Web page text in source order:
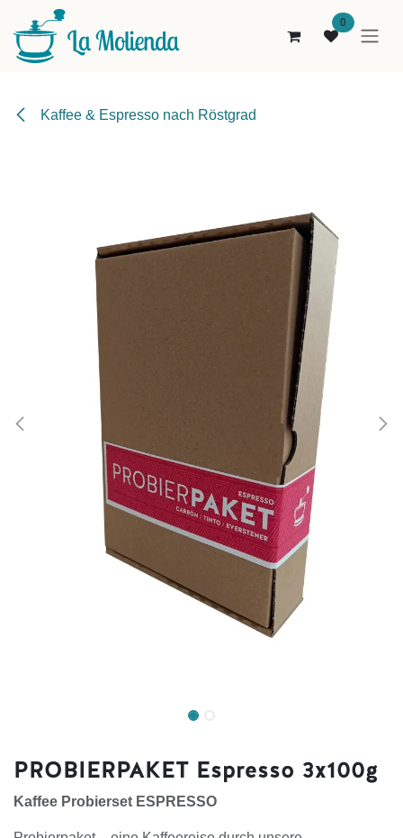
Zum Inhalt springen
0
Kaffee & Espresso nach Röstgrad
PROBIERPAKET Espresso 3x100g
Kaffee Probierset ESPRESSO